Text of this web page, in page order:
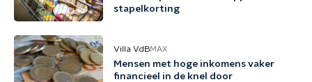
stapelkorting
Villa VdBMAX
Mensen met hoge inkomens vaker
financieel in de knel door